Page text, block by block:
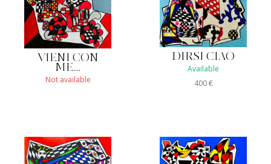
VIENI CON
ME....
Not available
DIRSI CIAO
Available
400€